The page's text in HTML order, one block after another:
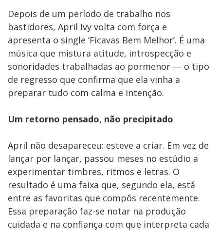
Depois de um período de trabalho nos
bastidores, April Ivy volta com força e
apresenta o single ‘Ficavas Bem Melhor’. É uma
música que mistura atitude, introspecção e
sonoridades trabalhadas ao pormenor — o tipo
de regresso que confirma que ela vinha a
preparar tudo com calma e intenção.
Um retorno pensado, não precipitado
April não desapareceu: esteve a criar. Em vez de
lançar por lançar, passou meses no estúdio a
experimentar timbres, ritmos e letras. O
resultado é uma faixa que, segundo ela, está
entre as favoritas que compôs recentemente.
Essa preparação faz-se notar na produção
cuidada e na confiança com que interpreta cada